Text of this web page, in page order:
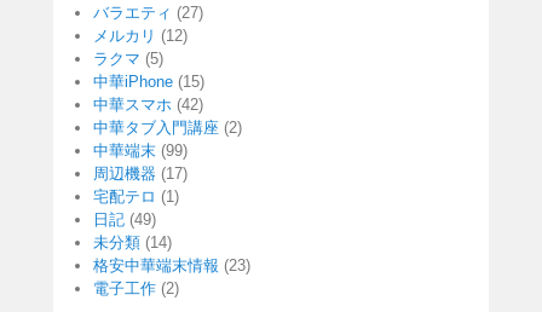
バラエティ (27)
メルカリ (12)
ラクマ (5)
中華iPhone (15)
中華スマホ (42)
中華タブ入門講座 (2)
中華端末 (99)
周辺機器 (17)
宅配テロ (1)
日記 (49)
未分類 (14)
格安中華端末情報 (23)
電子工作 (2)